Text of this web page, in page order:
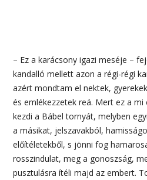
– Ez a karácsony igazi meséje –
kandalló mellett azon a régi-régi
azért mondtam el nektek,
és emlékezzetek reá. Mert ez a
kezdi a Bábel tornyát, melyben
a másikat, jelszavakból,
előítéletekből, s jönni fog
rosszindulat, meg a gonoszság,
pusztulásra ítéli majd az embert.